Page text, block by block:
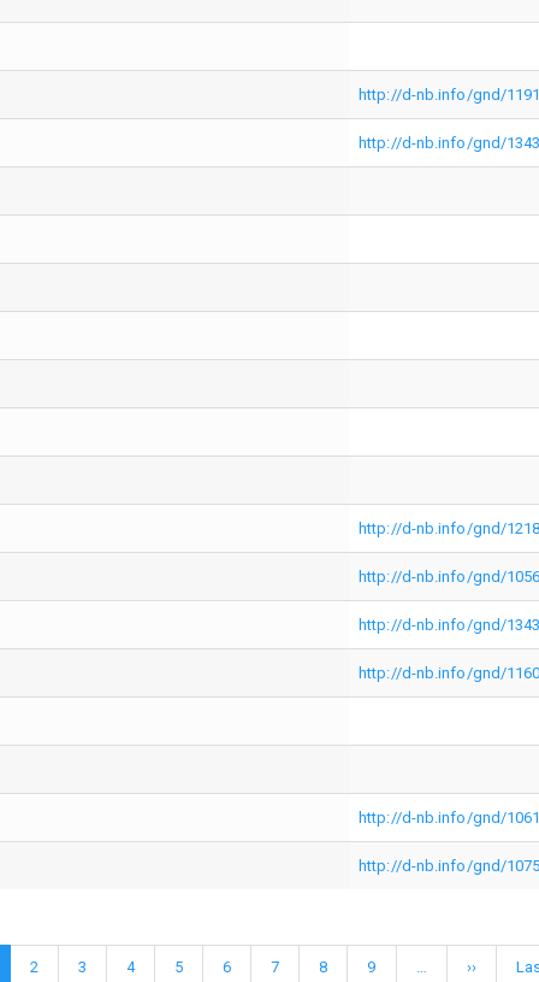
http://d-nb.info/gnd/
http://d-nb.info/gnd/
http://d-nb.info/gnd/
http://d-nb.info/gnd/
http://d-nb.info/gnd/
http://d-nb.info/gnd/
http://d-nb.info/gnd/
http://d-nb.info/gnd/
Page
2 Page
3 Page
4 Page
5 Page
6 Page
7 Page
8 Page
9 Nächste
››